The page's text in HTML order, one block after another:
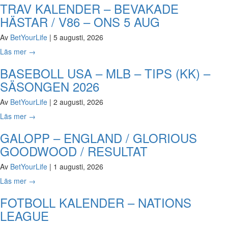
TRAV KALENDER – BEVAKADE
HÄSTAR / V86 – ONS 5 AUG
Av BetYourLife | 5 augusti, 2026
Läs mer →
BASEBOLL USA – MLB – TIPS (KK) –
SÄSONGEN 2026
Av BetYourLife | 2 augusti, 2026
Läs mer →
GALOPP – ENGLAND / GLORIOUS
GOODWOOD / RESULTAT
Av BetYourLife | 1 augusti, 2026
Läs mer →
FOTBOLL KALENDER – NATIONS
LEAGUE